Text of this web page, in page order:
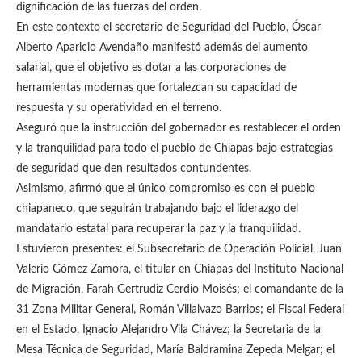
dignificación de las fuerzas del orden.
En este contexto el secretario de Seguridad del Pueblo, Óscar
Alberto Aparicio Avendaño manifestó además del aumento
salarial, que el objetivo es dotar a las corporaciones de
herramientas modernas que fortalezcan su capacidad de
respuesta y su operatividad en el terreno.
Aseguró que la instrucción del gobernador es restablecer el orden
y la tranquilidad para todo el pueblo de Chiapas bajo estrategias
de seguridad que den resultados contundentes.
Asimismo, afirmó que el único compromiso es con el pueblo
chiapaneco, que seguirán trabajando bajo el liderazgo del
mandatario estatal para recuperar la paz y la tranquilidad.
Estuvieron presentes: el Subsecretario de Operación Policial, Juan
Valerio Gómez Zamora, el titular en Chiapas del Instituto Nacional
de Migración, Farah Gertrudiz Cerdio Moisés; el comandante de la
31 Zona Militar General, Román Villalvazo Barrios; el Fiscal Federal
en el Estado, Ignacio Alejandro Vila Chávez; la Secretaria de la
Mesa Técnica de Seguridad, María Baldramina Zepeda Melgar; el